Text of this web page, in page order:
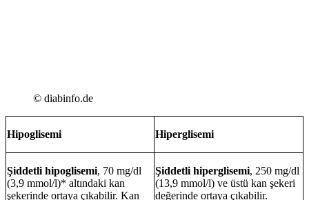
© diabinfo.de
Hipoglisemi Hiperglisemi
Şiddetli hipoglisemi, 70 mg/dl
(3,9 mmol/l)* altındaki kan
şekerinde ortaya çıkabilir. Kan
Şiddetli hiperglisemi, 250 mg/dl
(13,9 mmol/l) ve üstü kan şekeri
değerinde ortaya çıkabilir.